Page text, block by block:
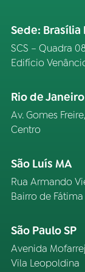
Sede: Brasília
SCS – Quadra
Edifício
Rio de Janeiro
Av. Gomes
Centro
São Luís MA
Rua Armando
Bairro de Fátima
São Paulo SP
Avenida
Vila Leopoldina